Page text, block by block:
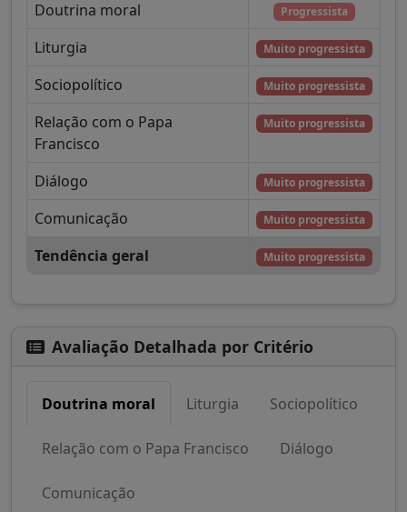
Doutrina moral Progressista
Liturgia Muito progressista
Sociopolítico Muito progressista
Relação com o Papa
Francisco
Muito progressista
Diálogo Muito progressista
Comunicação Muito progressista
Tendência geral Muito progressista
Avaliação Detalhada por Critério
Doutrina moral Liturgia Sociopolítico
Relação com o Papa Francisco Diálogo
Comunicação